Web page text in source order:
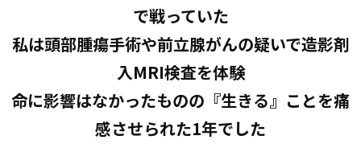
で戦っていた
私は頭部腫瘍手術や前立腺がんの疑いで造影剤
入MRI検査を体験
命に影響はなかったものの『生きる』ことを痛
感させられた1年でした